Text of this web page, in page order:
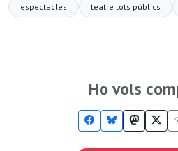
espectacles teatre tots públics
Ho vols